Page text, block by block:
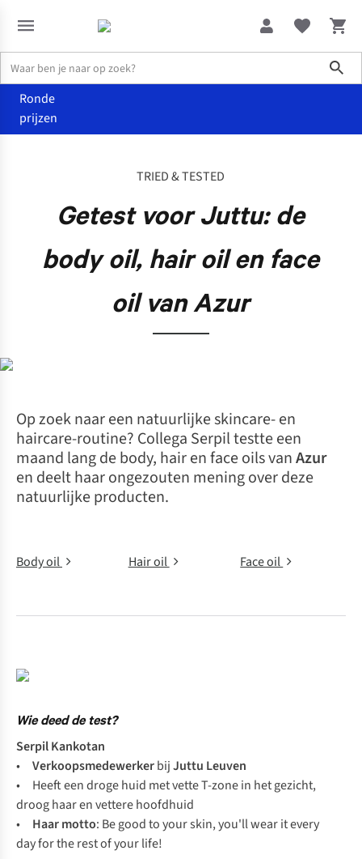
Ronde
prijzen
TRIED & TESTED
Getest voor Juttu: de
body oil, hair oil en face
oil van Azur
Op zoek naar een natuurlijke skincare- en
haircare-routine? Collega Serpil testte een
maand lang de body, hair en face oils vanAzur
en deelt haar ongezouten mening over deze
natuurlijke producten.
Body oil Hair oil Face oil
Wie deed de test?
Serpil Kankotan
• VerkoopsmedewerkerbijJuttu Leuven
• Heeft een droge huid met vette T-zone in het gezicht,
droog haar en vettere hoofdhuid
• Haar motto: Be good to your skin, you'll wear it every
day for the rest of your life!